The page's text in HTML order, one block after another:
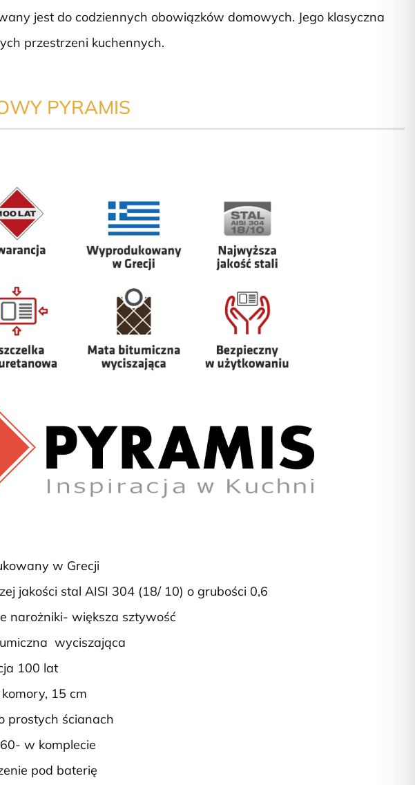
jest do codziennych obowiązków domowych. Jego klasyczna
przestrzeni kuchennych.
PYRAMIS
w Grecji
jakości stal AISI 304 (18/ 10) o grubości 0,6
narożniki- większa sztywość
wyciszająca
100 lat
komory, 15 cm
prostych ścianach
w komplecie
pod baterię